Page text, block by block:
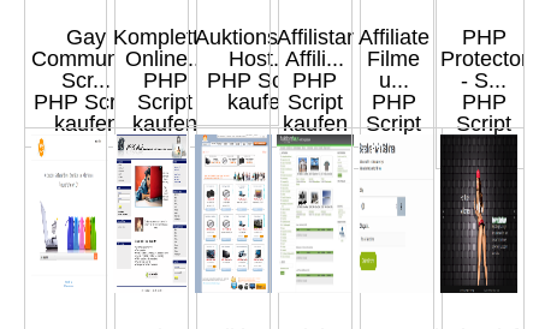
Gay
Community
Scr...
PHP Script
kaufen
Kompletter
Online...
PHP
Script
kaufen
Auktionshaus
Host...
PHP Script
kaufen
Affilistar
Affili...
PHP
Script
kaufen
Affiliate
Filme
u...
PHP
Script
kaufen
PHP
Protector
- S...
PHP
Script
kaufen